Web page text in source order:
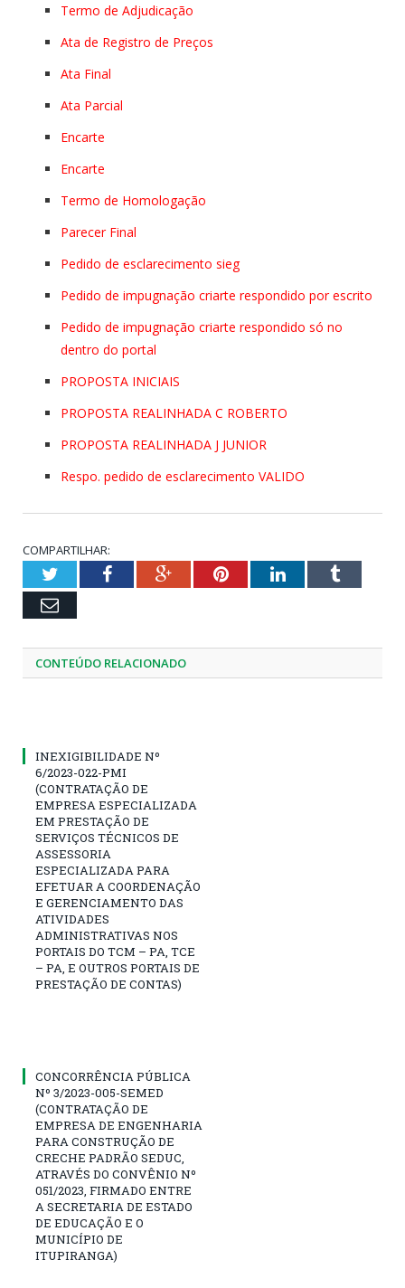
Termo de Adjudicação
Ata de Registro de Preços
Ata Final
Ata Parcial
Encarte
Encarte
Termo de Homologação
Parecer Final
Pedido de esclarecimento sieg
Pedido de impugnação criarte respondido por escrito
Pedido de impugnação criarte respondido só no
dentro do portal
PROPOSTA INICIAIS
PROPOSTA REALINHADA C ROBERTO
PROPOSTA REALINHADA J JUNIOR
Respo. pedido de esclarecimento VALIDO
COMPARTILHAR:
TwitterFacebookGoogle+PinterestLinkedInTumblr
Email
CONTEÚDO RELACIONADO
INEXIGIBILIDADE Nº
6/2023-022-PMI
(CONTRATAÇÃO DE
EMPRESA ESPECIALIZADA
EM PRESTAÇÃO DE
SERVIÇOS TÉCNICOS DE
ASSESSORIA
ESPECIALIZADA PARA
EFETUAR A COORDENAÇÃO
E GERENCIAMENTO DAS
ATIVIDADES
ADMINISTRATIVAS NOS
PORTAIS DO TCM – PA, TCE
– PA, E OUTROS PORTAIS DE
PRESTAÇÃO DE CONTAS)
CONCORRÊNCIA PÚBLICA
Nº 3/2023-005-SEMED
(CONTRATAÇÃO DE
EMPRESA DE ENGENHARIA
PARA CONSTRUÇÃO DE
CRECHE PADRÃO SEDUC,
ATRAVÉS DO CONVÊNIO Nº
051/2023, FIRMADO ENTRE
A SECRETARIA DE ESTADO
DE EDUCAÇÃO E O
MUNICÍPIO DE
ITUPIRANGA)